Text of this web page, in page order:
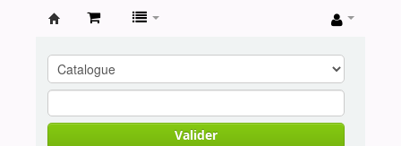
contestataires
Valider